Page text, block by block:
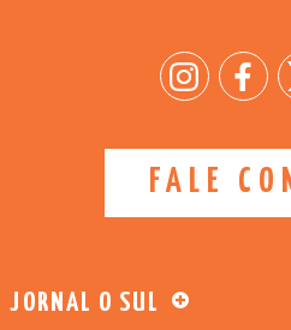
FALE
JORNAL O SUL